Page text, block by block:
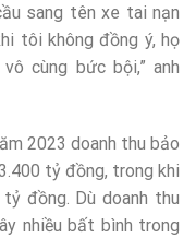
sang tên xe tai nạn
tôi không đồng ý, họ
cùng bức bội,” anh
2023 doanh thu bảo
tỷ đồng, trong khi
đồng. Dù doanh thu
nhiều bất bình trong